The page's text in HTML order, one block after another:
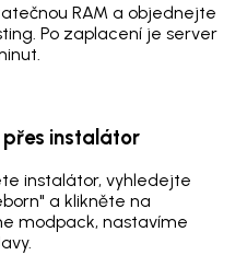
RAM a objednejte
Po zaplacení je server
instalátor
instalátor, vyhledejte
a klikněte na
modpack, nastavíme